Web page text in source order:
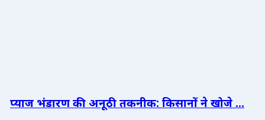
प्याज भंडारण की अनूठी तकनीक: किसानों ने खोजे ...